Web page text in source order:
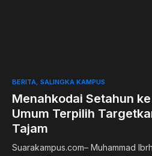
BERITA SALINGKA KAMPUS
Menahkodai Setahun
Umum Terpilih
Tajam
Suarakampus.com– Muhammad